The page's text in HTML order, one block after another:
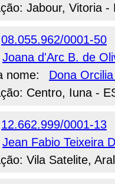
Jabour, Vitoria -
08.055.962/0001-50
Joana d'Arc B. de
nome:
Dona
Centro, Iuna -
12.662.999/0001-13
Jean Fabio Teixeira
Vila Satelite,